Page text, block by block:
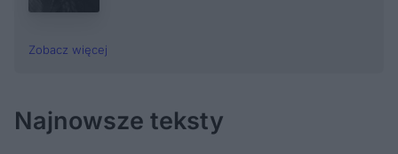
Zobacz więcej
Najnowsze teksty